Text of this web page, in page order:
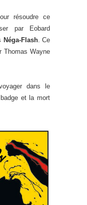
résoudre ce
par Eobard
Néga-Flash. Ce
Thomas Wayne
dans le
et la mort